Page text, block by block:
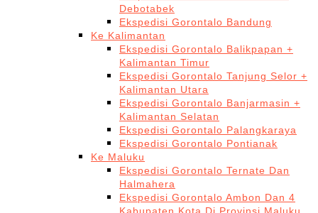
Debotabek
Ekspedisi Gorontalo Bandung
Ke Kalimantan
Ekspedisi Gorontalo Balikpapan +
Kalimantan Timur
Ekspedisi Gorontalo Tanjung Selor +
Kalimantan Utara
Ekspedisi Gorontalo Banjarmasin +
Kalimantan Selatan
Ekspedisi Gorontalo Palangkaraya
Ekspedisi Gorontalo Pontianak
Ke Maluku
Ekspedisi Gorontalo Ternate Dan
Halmahera
Ekspedisi Gorontalo Ambon Dan 4